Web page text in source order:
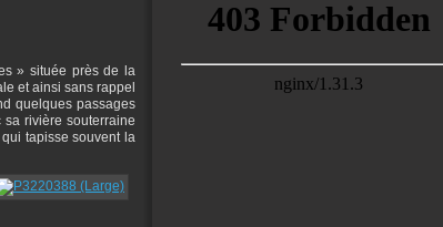
» située près de la
et ainsi sans rappel
quelques passages
rivière souterraine
tapisse souvent la